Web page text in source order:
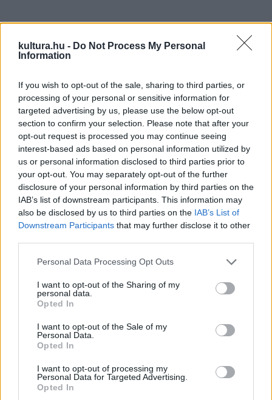
kultura.hu - Do Not Process My Personal
Information
If you wish to opt-out of the sale, sharing to third parties, or
processing of your personal or sensitive information for
targeted advertising by us, please use the below opt-out
section to confirm your selection. Please note that after your
opt-out request is processed you may continue seeing
interest-based ads based on personal information utilized by
us or personal information disclosed to third parties prior to
your opt-out. You may separately opt-out of the further
disclosure of your personal information by third parties on the
IAB’s list of downstream participants. This information may
also be disclosed by us to third parties on the IAB’s List of
Downstream Participants that may further disclose it to other
Please note that this website/app uses one or more Google
not limited to your visit or usage behaviour. You may click to
grant or deny consent to Google and its third-party tags to
use your data for below specified purposes in below Google
consent section.
Personal Data Processing Opt Outs
I want to opt-out of the Sharing of my
personal data.
Opted In
I want to opt-out of the Sale of my
Personal Data.
Opted In
I want to opt-out of processing my
Personal Data for Targeted Advertising.
Opted In
1909 Szalay Lajos Kossuth-díjas grafikus, kiváló művész
1913 George Barker angol költő, a 20. század neoromantikus
1923 Zoltán Péter újságíró, író, jogász, szerkesztő,
művészettörténész
1928 Fats Domino amerikai zenész